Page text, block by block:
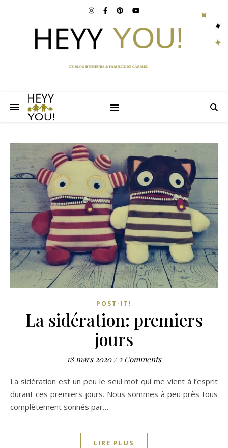
POST-IT!
La sidération: premiers
jours
18 mars 2020 / 2 Comments
La sidération est un peu le seul mot qui me vient à l’esprit
durant ces premiers jours. Nous sommes à peu près tous
complètement sonnés par…
LIRE PLUS